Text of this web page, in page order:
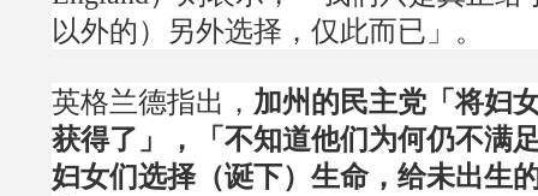
以外的）另外选择，仅此而已」。
英格兰德指出， 加州的民主党「将妇
获得了」，「不知道他们为何仍不满
妇女们选择（诞下）生命，给未出生